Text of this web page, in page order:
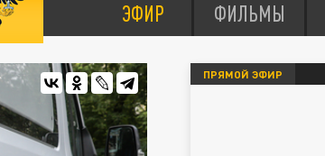
ЭФИР ФИЛЬМЫ
ПРЯМОЙ ЭФИР